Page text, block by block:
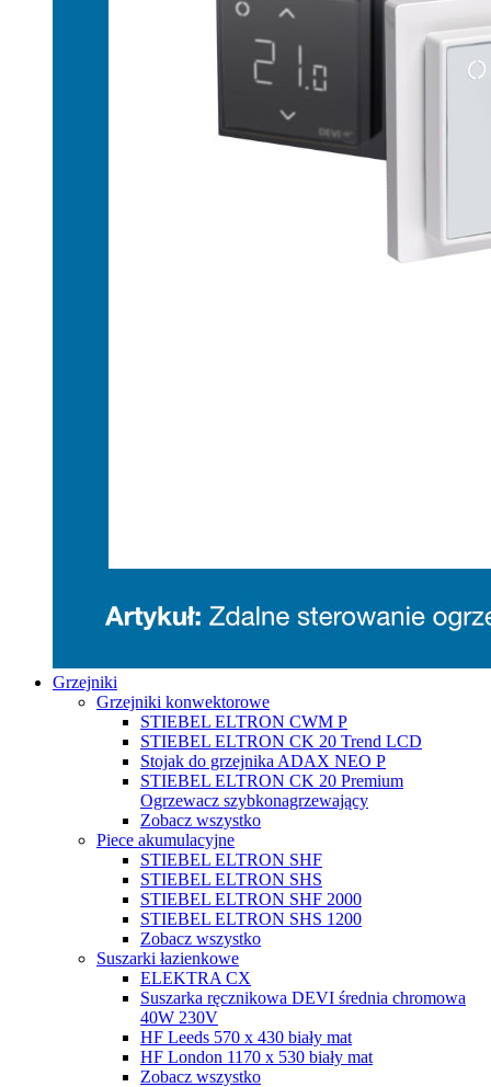
Grzejniki
Grzejniki konwektorowe
STIEBEL ELTRON CWM P
STIEBEL ELTRON CK 20 Trend LCD
Stojak do grzejnika ADAX NEO P
STIEBEL ELTRON CK 20 Premium
Ogrzewacz szybkonagrzewający
Zobacz wszystko
Piece akumulacyjne
STIEBEL ELTRON SHF
STIEBEL ELTRON SHS
STIEBEL ELTRON SHF 2000
STIEBEL ELTRON SHS 1200
Zobacz wszystko
Suszarki łazienkowe
ELEKTRA CX
Suszarka ręcznikowa DEVI średnia chromowa
40W 230V
HF Leeds 570 х 430 biały mat
HF London 1170 х 530 biały mat
Zobacz wszystko